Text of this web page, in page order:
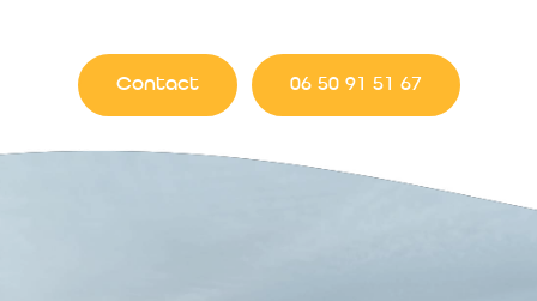
Contact 06 50 91 51 67